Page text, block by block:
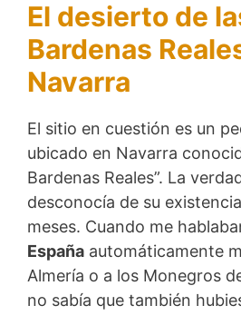
El desierto de
Bardenas
Navarra
El sitio en cuestión es un
ubicado en Navarra
Bardenas Reales”. La
desconocía de su
meses. Cuando me
España automáticamente
Almería o a los Monegros
no sabía que también